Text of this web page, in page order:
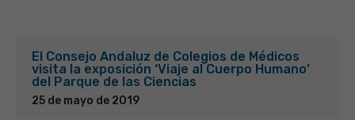
El Consejo Andaluz de Colegios de Médicos
visita la exposición ‘Viaje al Cuerpo Humano’
del Parque de las Ciencias
25 de mayo de 2019